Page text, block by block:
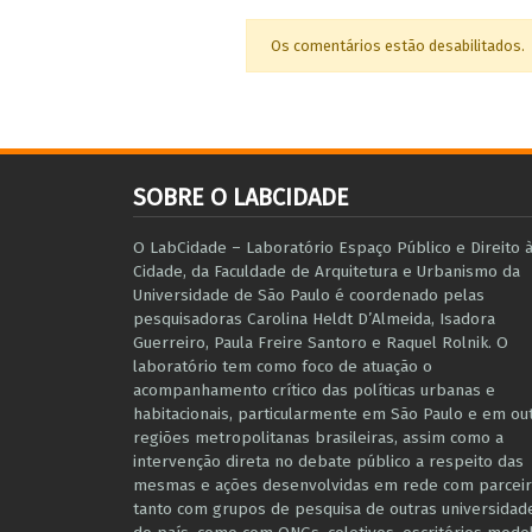
Os comentários estão desabilitados.
SOBRE O LABCIDADE
O LabCidade – Laboratório Espaço Público e Direito à
Cidade, da Faculdade de Arquitetura e Urbanismo da
Universidade de São Paulo é coordenado pelas
pesquisadoras Carolina Heldt D’Almeida, Isadora
Guerreiro, Paula Freire Santoro e Raquel Rolnik. O
laboratório tem como foco de atuação o
acompanhamento crítico das políticas urbanas e
habitacionais, particularmente em São Paulo e ​em
regiões metropolitanas brasileiras, assim como a
intervenção direta no debate público a respeito das
mesmas e ações desenvolvidas em r​e​de com
tanto com grupos de pesquisa ​de outras